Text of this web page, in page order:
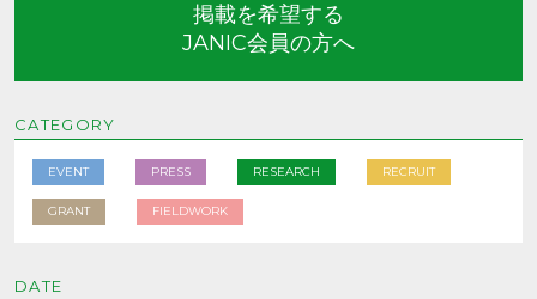
掲載を希望する
JANIC会員の方へ
CATEGORY
EVENT PRESS RESEARCH RECRUIT
GRANT FIELDWORK
DATE